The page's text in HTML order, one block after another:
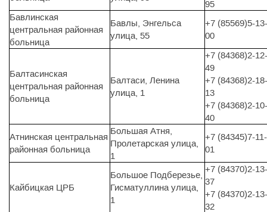
95
Бавлинская
центральная районная
больница
Бавлы, Энгельса
улица, 55
+7 (85569)5-13-
00
Балтасинская
центральная районная
больница
Балтаси, Ленина
улица, 1
+7 (84368)2-12-
49
+7 (84368)2-18-
13
+7 (84368)2-10-
40
Атнинская центральная
районная больница
Большая Атня,
Пролетарская улица,
1
+7 (84345)7-11-
01
Кайбицкая ЦРБ
Большое Подберезье,
Гисматуллина улица,
1
+7 (84370)2-13-
37
+7 (84370)2-13-
32